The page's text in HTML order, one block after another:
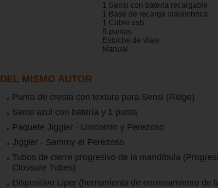
1 Sensi con bateria recargable
1 Base de recarga inalambrica
1 Cable usb
8 puntas
Estuche de viaje
Manual
DEL MISMO AUTOR
Punta de cresta con textura para Sensi (Ridge)
Sensi azul con batería y 1 punta
Paquete Jiggler - Unicornio y Perezoso
Jiggler - Sammy el Perezoso
Tubos de cierre progresivo de la mandíbula
Clossure Tubes)
Dispositivo Liper (herramienta de entrenamiento de